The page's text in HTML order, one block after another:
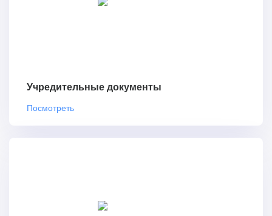
Учредительные документы
Посмотреть